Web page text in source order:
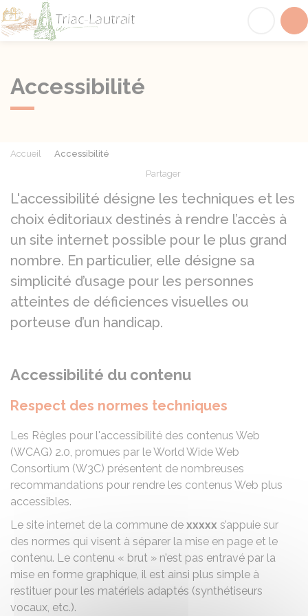
Accessibilité
Accueil
Accessibilité
Partager
L'accessibilité désigne les techniques et les
choix éditoriaux destinés à rendre l’accès à
un site internet possible pour le plus grand
nombre. En particulier, elle désigne sa
simplicité d’usage pour les personnes
atteintes de déficiences visuelles ou
porteuse d’un handicap.
Accessibilité du contenu
Respect des normes techniques
Les Règles pour l'accessibilité des contenus Web
(WCAG) 2.0, promues par le World Wide Web
Consortium (W3C) présentent de nombreuses
recommandations pour rendre les contenus Web plus
accessibles.
Le site internet de la commune de xxxxx s’appuie sur
des normes qui visent à séparer la mise en page et le
contenu. Le contenu « brut » n’est pas entravé par la
mise en forme graphique, il est ainsi plus simple à
restituer pour les matériels adaptés (synthétiseurs
vocaux, etc.).